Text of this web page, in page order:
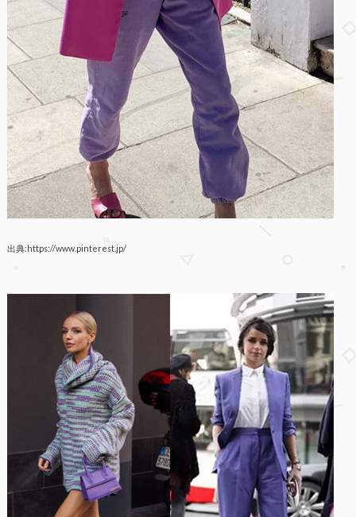
出典:https://www.pinterest.jp/